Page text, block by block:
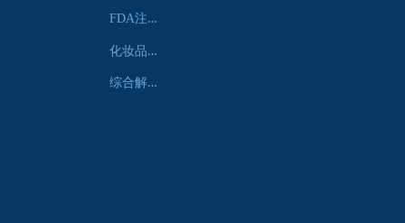
F
DA注册服务
化
妆品认证服务
综
合解决方案